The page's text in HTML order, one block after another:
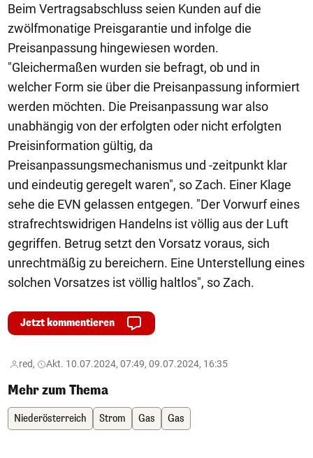
Beim Vertragsabschluss seien Kunden auf die
zwölfmonatige Preisgarantie und infolge die
Preisanpassung hingewiesen worden.
"Gleichermaßen wurden sie befragt, ob und in
welcher Form sie über die Preisanpassung informiert
werden möchten. Die Preisanpassung war also
unabhängig von der erfolgten oder nicht erfolgten
Preisinformation gültig, da
Preisanpassungsmechanismus und -zeitpunkt klar
und eindeutig geregelt waren", so Zach. Einer Klage
sehe die EVN gelassen entgegen. "Der Vorwurf eines
strafrechtswidrigen Handelns ist völlig aus der Luft
gegriffen. Betrug setzt den Vorsatz voraus, sich
unrechtmäßig zu bereichern. Eine Unterstellung eines
solchen Vorsatzes ist völlig haltlos", so Zach.
Jetzt kommentieren
red, Akt. 10.07.2024, 07:49, 09.07.2024, 16:35
Mehr zum Thema
Niederösterreich Strom Gas Gas